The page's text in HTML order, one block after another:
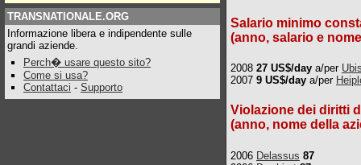
TRANSNATIONALE.ORG
Informazione libera e indipendente sulle
grandi aziende.
Perch� usare questo sito?
Come si usa?
Contattaci - Supporto
Salario minimo
(anno, salario e
2008 27 US$/day a/per
2007 9 US$/day a/per
Violazione dei diritti
(anno, nome della
2006 Delassus 87